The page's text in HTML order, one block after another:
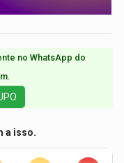
no WhatsApp do
a isso.